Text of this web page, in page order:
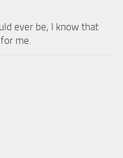
ever be, I know that
me.